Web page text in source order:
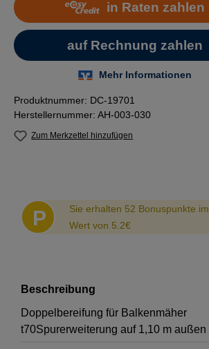
Produktnummer: DC-19701
Herstellernummer: AH-003-030
Zum Merkzettel hinzufügen
P
Sie erhalten 52 Bonuspunkte im
Wert von 5.2€
Beschreibung
Doppelbereifung für Balkenmäher
t70Spurerweiterung auf 1,10 m außen